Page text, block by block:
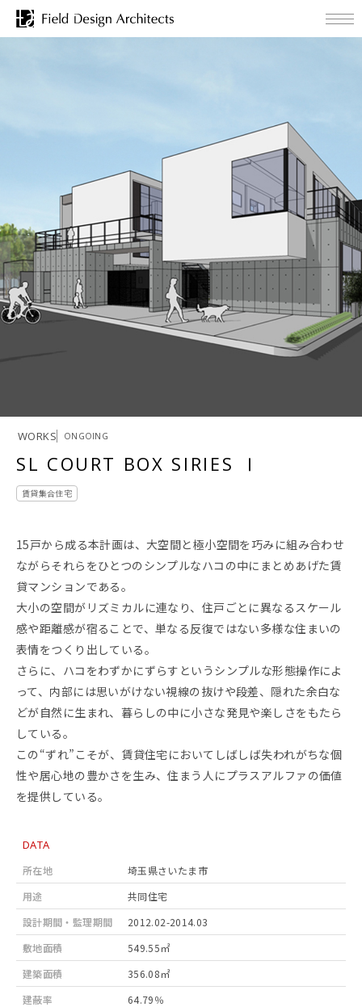
WORKS ONGOING
SL COURT BOX SIRIES Ⅰ
賃貸集合住宅
15戸から成る本計画は、大空間と極小空間を巧みに組み合わせ
ながらそれらをひとつのシンプルなハコの中にまとめあげた賃
貸マンションである。
大小の空間がリズミカルに連なり、住戸ごとに異なるスケール
感や距離感が宿ることで、単なる反復ではない多様な住まいの
表情をつくり出している。
さらに、ハコをわずかにずらすというシンプルな形態操作によ
って、内部には思いがけない視線の抜けや段差、隠れた余白な
どが自然に生まれ、暮らしの中に小さな発見や楽しさをもたら
している。
この“ずれ”こそが、賃貸住宅においてしばしば失われがちな個
性や居心地の豊かさを生み、住まう人にプラスアルファの価値
を提供している。
DATA
所在地
埼玉県さいたま市
用途
共同住宅
設計期間・監理期間
2012.02-2014.03
敷地面積
549.55㎡
建築面積
356.08㎡
建蔽率
64.79％